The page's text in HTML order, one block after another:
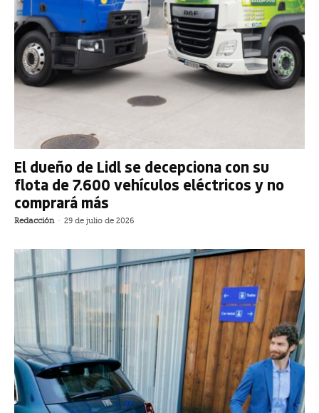
El dueño de Lidl se decepciona con su
flota de 7.600 vehículos eléctricos y no
comprará más
Redacción - 29 de julio de 2026